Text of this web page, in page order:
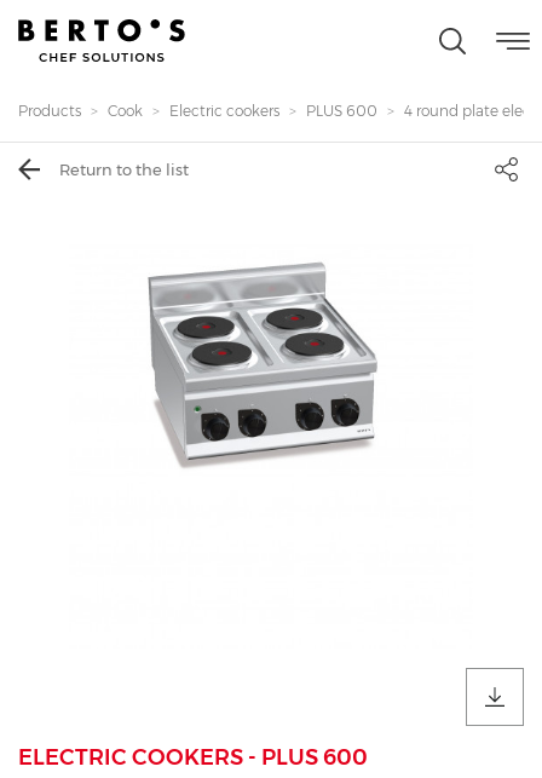
Products Cook Electric cookers PLUS 600 4 round plate
Return to the list
ELECTRIC COOKERS - PLUS 600